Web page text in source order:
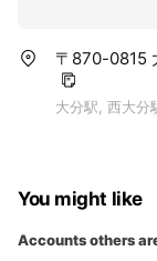
〒870-0815
大分駅, 西大分
You might like
Accounts others